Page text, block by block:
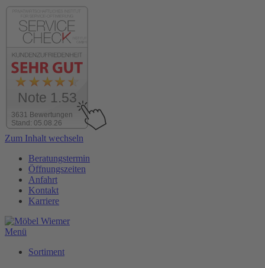
3631 Bewertungen
Stand: 05.08.26
Note 1.53
Zum Inhalt wechseln
Beratungstermin
Öffnungszeiten
Anfahrt
Kontakt
Karriere
Menü
Sortiment